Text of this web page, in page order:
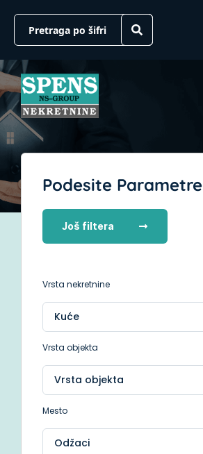
Podesite Parametre
Još filtera
Vrsta nekretnine
Vrsta objekta
Mesto